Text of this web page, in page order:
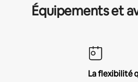
Équipements et
La flexibilité